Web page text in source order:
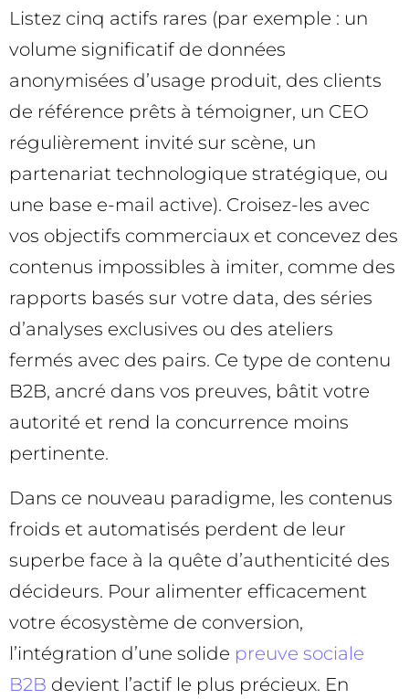
Listez cinq actifs rares (par exemple : un
volume significatif de données
anonymisées d’usage produit, des clients
de référence prêts à témoigner, un CEO
régulièrement invité sur scène, un
partenariat technologique stratégique, ou
une base e-mail active). Croisez-les avec
vos objectifs commerciaux et concevez des
contenus impossibles à imiter, comme des
rapports basés sur votre data, des séries
d’analyses exclusives ou des ateliers
fermés avec des pairs. Ce type de contenu
B2B, ancré dans vos preuves, bâtit votre
autorité et rend la concurrence moins
pertinente.
Dans ce nouveau paradigme, les contenus
froids et automatisés perdent de leur
superbe face à la quête d’authenticité des
décideurs. Pour alimenter efficacement
votre écosystème de conversion,
l’intégration d’une solide preuve sociale
B2B devient l’actif le plus précieux. En